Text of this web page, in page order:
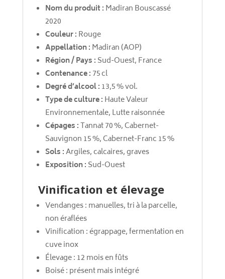
Nom du produit : Madiran Bouscassé
2020
Couleur : Rouge
Appellation : Madiran (AOP)
Région / Pays : Sud-Ouest, France
Contenance : 75 cl
Degré d’alcool : 13,5 % vol.
Type de culture : Haute Valeur
Environnementale, Lutte raisonnée
Cépages :Tannat 70 %, Cabernet-
Sauvignon 15 %, Cabernet-Franc 15 %
Sols :Argiles, calcaires, graves
Exposition : Sud-Ouest
Vinification et élevage
Vendanges : manuelles, tri à la parcelle,
non éraflées
Vinification : égrappage, fermentation en
cuve inox
Élevage : 12 mois en fûts
Boisé : présent mais intégré